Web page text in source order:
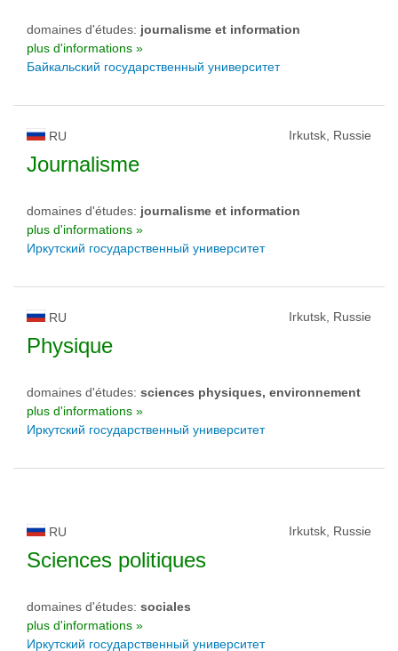
domaines d'études: journalisme et information
plus d'informations »
Байкальский государственный университет
RU Irkutsk, Russie
Journalisme
domaines d'études: journalisme et information
plus d'informations »
Иркутский государственный университет
RU Irkutsk, Russie
Physique
domaines d'études: sciences physiques, environnement
plus d'informations »
Иркутский государственный университет
RU Irkutsk, Russie
Sciences politiques
domaines d'études: sociales
plus d'informations »
Иркутский государственный университет